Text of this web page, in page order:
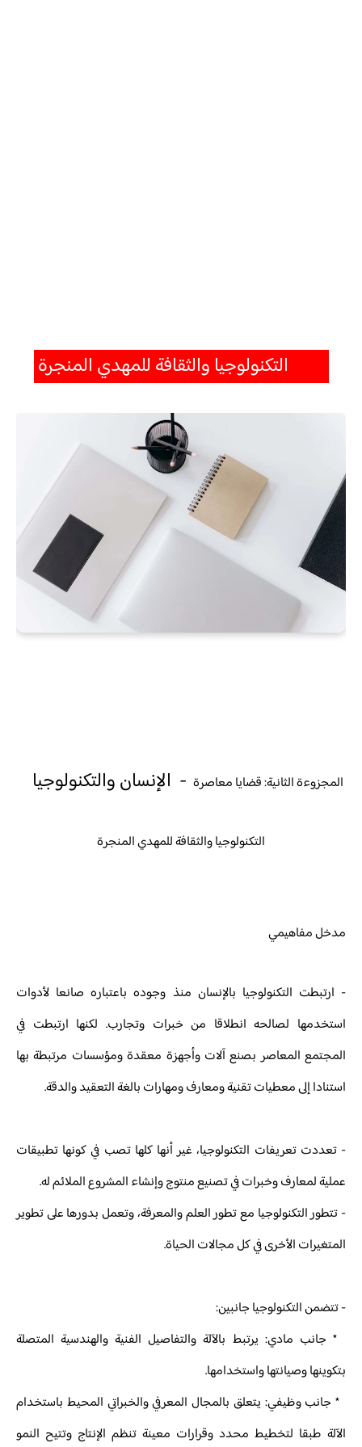
التكنولوجيا والثقافة للمهدي المنجرة
المجزوءة الثانية: قضايا معاصرة - الإنسان والتكنولوجيا
التكنولوجيا والثقافة للمهدي المنجرة
مدخل مفاهيمي
- ارتبطت التكنولوجيا بالإنسان منذ وجوده باعتباره صانعا لأدوات
استخدمها لصالحه انطلاقا من خبرات وتجارب. لكنها ارتبطت في
المجتمع المعاصر بصنع آلات وأجهزة معقدة ومؤسسات مرتبطة بها
استنادا إلى معطيات تقنية ومعارف ومهارات بالغة التعقيد والدقة.
- تعددت تعريفات التكنولوجيا، غير أنها كلها تصب في كونها تطبيقات
عملية لمعارف وخبرات في تصنيع منتوج وإنشاء المشروع الملائم له.
- تتطور التكنولوجيا مع تطور العلم والمعرفة، وتعمل بدورها على تطوير
المتغيرات الأخرى في كل مجالات الحياة.
- تتضمن التكنولوجيا جانبين:
* جانب مادي: يرتبط بالآلة والتفاصيل الفنية والهندسية المتصلة
بتكوينها وصيانتها واستخدامها.
* جانب وظيفي: يتعلق بالمجال المعرفي والخبراتي المحيط باستخدام
الآلة طبقا لتخطيط محدد وقرارات معينة تنظم الإنتاج وتتيح النمو